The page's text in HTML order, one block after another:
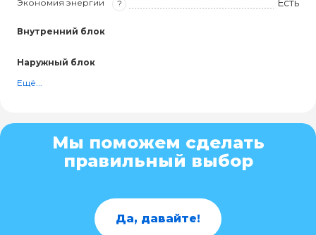
Экономия энергии ? Есть
Внутренний блок
Наружный блок
Ещё...
Мы поможем сделать
правильный выбор
Да, давайте!